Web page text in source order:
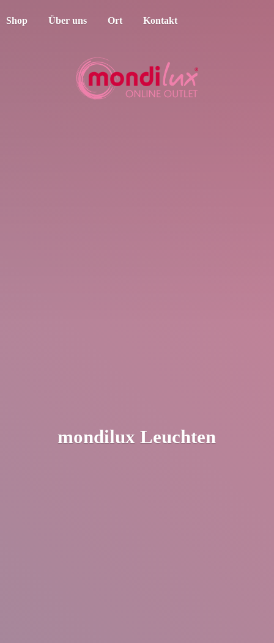
Shop Über uns Ort Kontakt
mondilux Leuchten